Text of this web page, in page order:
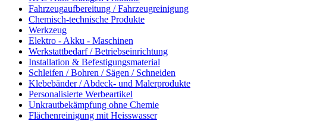
Fahrzeugaufbereitung / Fahrzeugreinigung
Chemisch-technische Produkte
Werkzeug
Elektro - Akku - Maschinen
Werkstattbedarf / Betriebseinrichtung
Installation & Befestigungsmaterial
Schleifen / Bohren / Sägen / Schneiden
Klebebänder / Abdeck- und Malerprodukte
Personalisierte Werbeartikel
Unkrautbekämpfung ohne Chemie
Flächenreinigung mit Heisswasser